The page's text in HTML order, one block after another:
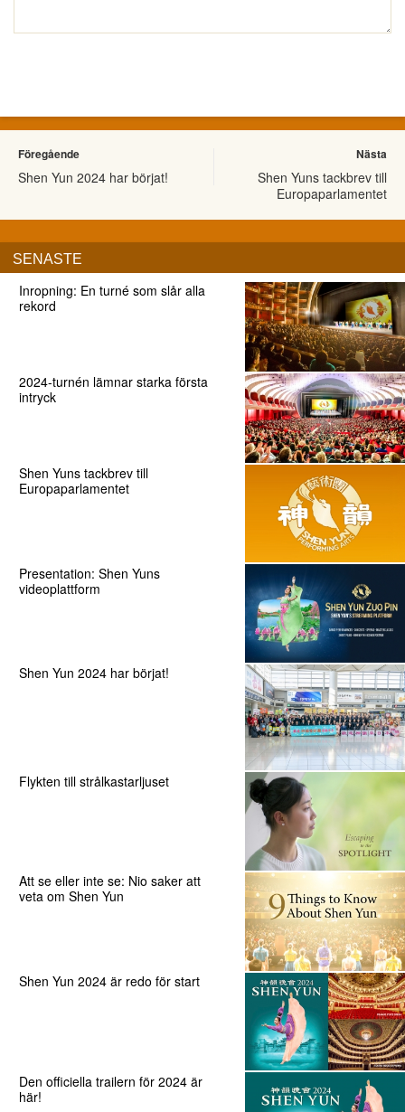
Föregående
Shen Yun 2024 har börjat!
Nästa
Shen Yuns tackbrev till
Europaparlamentet
SENASTE
Inropning: En turné som slår alla
rekord
2024-turnén lämnar starka första
intryck
Shen Yuns tackbrev till
Europaparlamentet
Presentation: Shen Yuns
videoplattform
Shen Yun 2024 har börjat!
Flykten till strålkastarljuset
Att se eller inte se: Nio saker att
veta om Shen Yun
Shen Yun 2024 är redo för start
Den officiella trailern för 2024 är
här!